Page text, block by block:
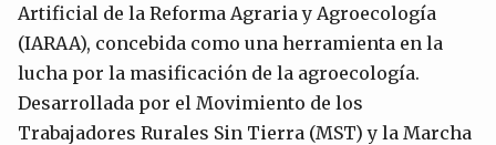
Artificial de la Reforma Agraria y Agroecología
(IARAA), concebida como una herramienta en la
lucha por la masificación de la agroecología.
Desarrollada por el Movimiento de los
Trabajadores Rurales Sin Tierra (MST) y la Marcha